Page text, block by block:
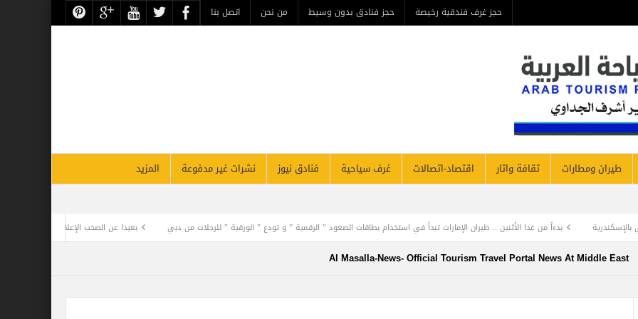
حجز غرف فندقية رخيصة حجز فنادق بدون وسيط من نحن اتصل بنا
طيران ومطارات ثقافة واثار اقتصاد-اتصالات غرف سياحية فنادق نيوز نشرات غير مدفوعة
المزيد
بدءاً من غدا الأثنين .. طيران الإمارات تبدأ في استخدام بطاقات الصعود ” الرقمية ” و تودع ” الورقية ” للرحلات من دبي
بعيدا عن الصخب الإعلامي .. فيلم كليوباترا يفجر
Al Masalla-News- Official Tourism Travel Portal News At Middle East